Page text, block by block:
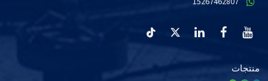
منتجات